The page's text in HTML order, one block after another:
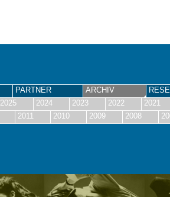
PARTNER ARCHIV
2025 2024 2023 2022
2021
2011 2010 2009 2008